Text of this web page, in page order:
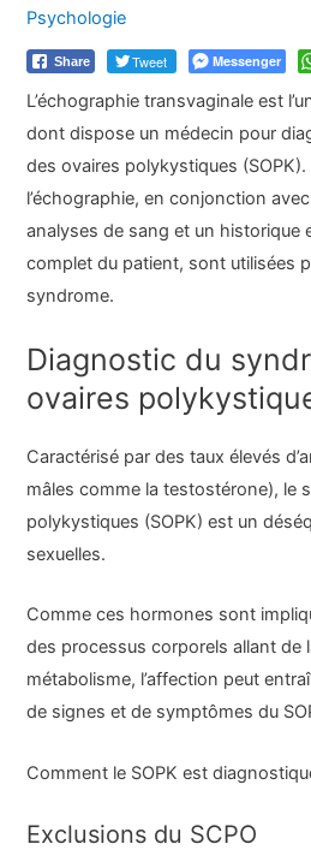
Psychologie
Share Tweet Messenger
L’échographie transvaginale est
dont dispose un médecin pour
des ovaires polykystiques
l’échographie, en conjonction
analyses de sang et un historique
complet du patient, sont utilisées
syndrome.
Diagnostic du
ovaires
Caractérisé par des taux élevés
mâles comme la testostérone), le
polykystiques (SOPK) est un
sexuelles.
Comme ces hormones sont
des processus corporels allant de
métabolisme, l’affection peut
de signes et de symptômes du
Comment le SOPK est
Exclusions du SCPO